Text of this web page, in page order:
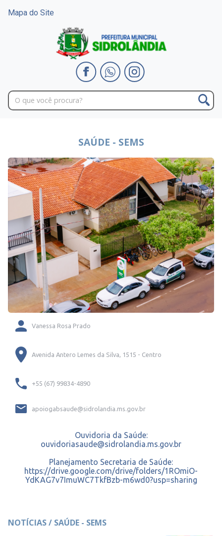
Mapa do Site
SAÚDE - SEMS
Vanessa Rosa Prado
Avenida Antero Lemes da Silva, 1515 - Centro
+55 (67) 99834-4890
apoiogabsaude@sidrolandia.ms.gov.br
Ouvidoria da Saúde:
ouvidoriasaude@sidrolandia.ms.gov.br
Planejamento Secretaria de Saúde:
https://drive.google.com/drive/folders/1ROmiO-
YdKAG7v7ImuWC7TkfBzb-m6wd0?usp=sharing
NOTÍCIAS / SAÚDE - SEMS